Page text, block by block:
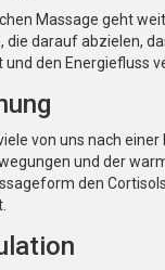
Massage geht
darauf abzielen,
den Energiefluss
von uns nach
und der
den